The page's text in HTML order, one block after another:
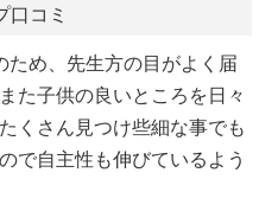
口コミ
ため、先生方の目がよく届
た子供の良いところを日々
くさん見つけ些細な事でも
で自主性も伸びているよう